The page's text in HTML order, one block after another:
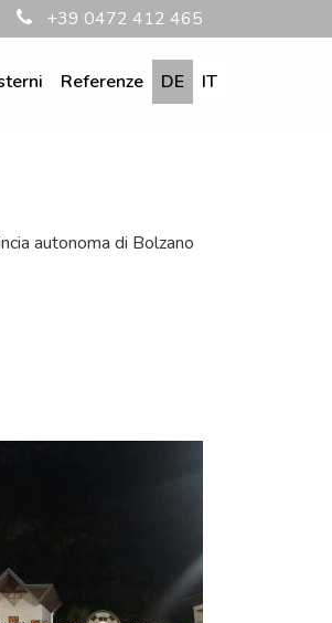
+39 0472 412 465
Referenze DE IT
autonoma di Bolzano